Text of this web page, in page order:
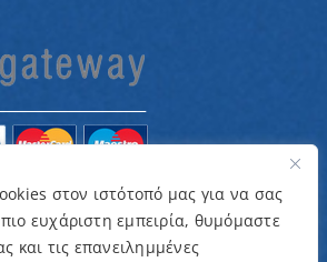
στον ιστότοπό μας για να σας
ευχάριστη εμπειρία, θυμόμαστε
και τις επανειλημμένες
– Παγκύπριος Σύνδεσμος για